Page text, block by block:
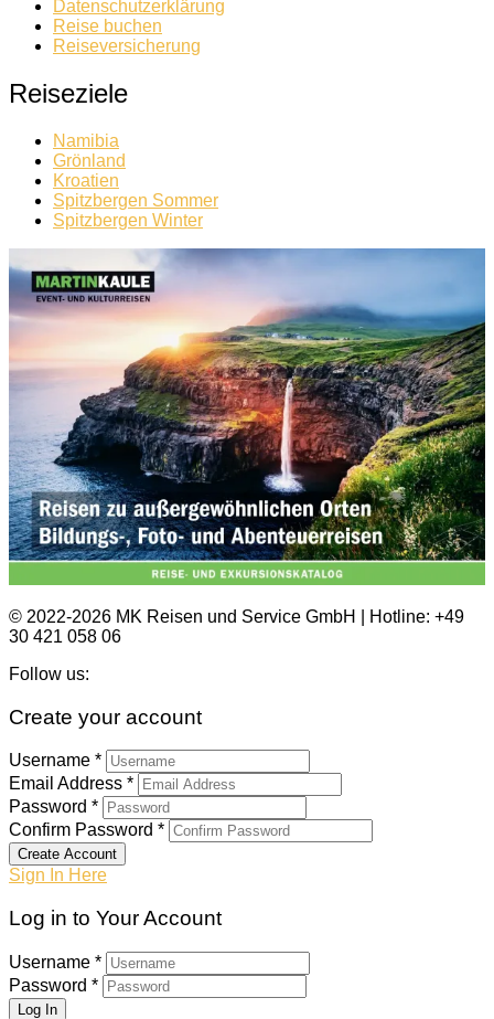
Datenschutzerklärung
Reise buchen
Reiseversicherung
Reiseziele
Namibia
Grönland
Kroatien
Spitzbergen Sommer
Spitzbergen Winter
© 2022-2026 MK Reisen und Service GmbH | Hotline: +49
30 421 058 06
Follow us:
Create your account
Username *
Email Address *
Password *
Confirm Password *
Create Account
Sign In Here
Log in to Your Account
Username *
Password *
Log In